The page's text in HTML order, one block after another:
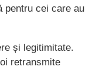
pentru cei care au
și legitimitate.
retransmite